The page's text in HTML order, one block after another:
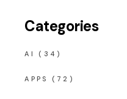
Categories
AI (34)
APPS (72)